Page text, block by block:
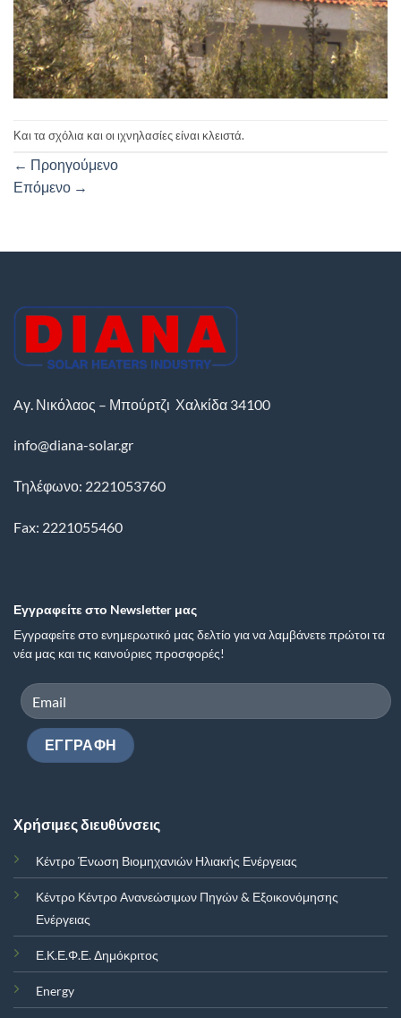
Και τα σχόλια και οι ιχνηλασίες είναι κλειστά.
← Προηγούμενο
Επόμενο →
Aγ. Νικόλαος – Μπούρτζι Χαλκίδα 34100
info@diana-solar.gr
Τηλέφωνο: 2221053760
Fax: 2221055460
Εγγραφείτε στο Newsletter μας
Εγγραφείτε στο ενημερωτικό μας δελτίο για να λαμβάνετε πρώτοι τα
νέα μας και τις καινούριες προσφορές!
Χρήσιμες διευθύνσεις
Κέντρο Ένωση Βιομηχανιών Ηλιακής Ενέργειας
Κέντρο Κέντρο Ανανεώσιμων Πηγών & Εξοικονόμησης
Ενέργειας
Ε.Κ.Ε.Φ.Ε. Δημόκριτος
Energy